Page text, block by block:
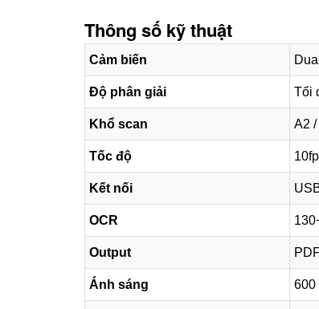
Thông số kỹ thuật
Cảm biến
Độ phân giải Tối
Khổ scan A2 /
Tốc độ
Kết nối
OCR
Output
Ánh sáng 600